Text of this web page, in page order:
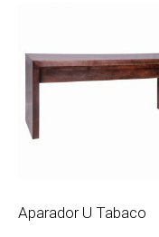
Aparador U Tabaco